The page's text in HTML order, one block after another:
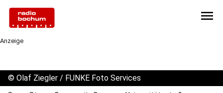
menu
Anzeige
© Olaf Ziegler / FUNKE Foto Services